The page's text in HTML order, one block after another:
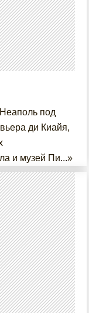
под
ди Киайя,
и музей Пи...»